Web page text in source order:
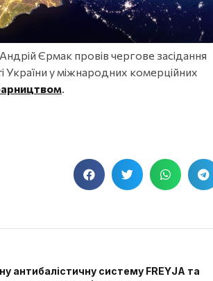
Єрмак провів чергове засідання
України у міжнародних комерційних
.
антибалістичну систему FREYJA та